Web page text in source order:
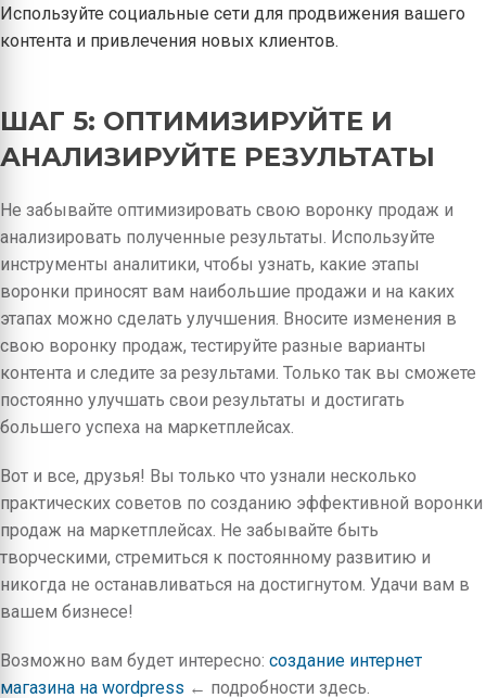
Используйте социальные сети для продвижения вашего
контента и привлечения новых клиентов.
ШАГ 5: ОПТИМИЗИРУЙТЕ И
АНАЛИЗИРУЙТЕ РЕЗУЛЬТАТЫ
Не забывайте оптимизировать свою воронку продаж и
анализировать полученные результаты. Используйте
инструменты аналитики, чтобы узнать, какие этапы
воронки приносят вам наибольшие продажи и на каких
этапах можно сделать улучшения. Вносите изменения в
свою воронку продаж, тестируйте разные варианты
контента и следите за результами. Только так вы сможете
постоянно улучшать свои результаты и достигать
большего успеха на маркетплейсах.
Вот и все, друзья! Вы только что узнали несколько
практических советов по созданию эффективной воронки
продаж на маркетплейсах. Не забывайте быть
творческими, стремиться к постоянному развитию и
никогда не останавливаться на достигнутом. Удачи вам в
вашем бизнесе!
Возможно вам будет интересно: создание интернет
магазина на wordpress ← подробности здесь.